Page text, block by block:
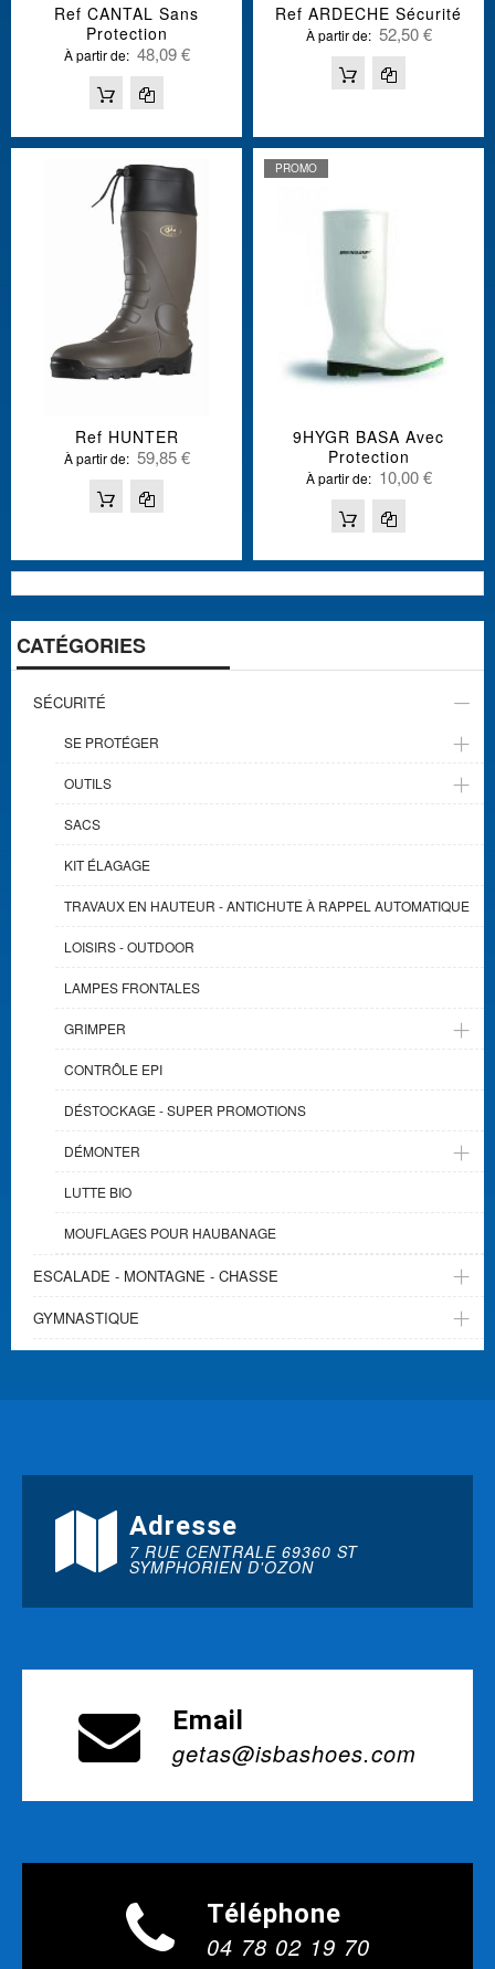
Ref CANTAL Sans
Protection
À partir de 48,09 €
Ref ARDECHE Sécurité
À partir de 52,50 €
Ref HUNTER
À partir de 59,85 €
PROMO
9HYGR BASA Avec
Protection
À partir de 10,00 €
CATÉGORIES
SÉCURITÉ
SE PROTÉGER
OUTILS
SACS
KIT ÉLAGAGE
TRAVAUX EN HAUTEUR - ANTICHUTE À RAPPEL AUTOMATIQUE
LOISIRS - OUTDOOR
LAMPES FRONTALES
GRIMPER
CONTRÔLE EPI
DÉSTOCKAGE - SUPER PROMOTIONS
DÉMONTER
LUTTE BIO
MOUFLAGES POUR HAUBANAGE
ESCALADE - MONTAGNE - CHASSE
GYMNASTIQUE
Adresse
7 RUE CENTRALE 69360 ST
SYMPHORIEN D'OZON
Email
getas@isbashoes.com
Téléphone
04 78 02 19 70